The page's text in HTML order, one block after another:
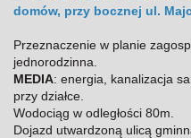
domów, przy bocznej ul.
Przeznaczenie w planie
jednorodzinna.
MEDIA: energia, kanalizacja
przy działce.
Wodociąg w odległości 80m.
Dojazd utwardzoną ulicą